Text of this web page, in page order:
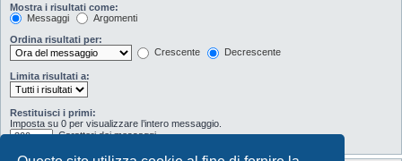
Mostra i risultati come:
Messaggi
Argomenti
Ordina risultati per:
Crescente
Decrescente
Limita risultati a:
Restituisci i primi:
Imposta su 0 per visualizzare l’intero messaggio.
Caratteri dei messaggi